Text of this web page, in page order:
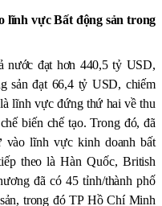
vực Bất động sản trong
nước đạt hơn 440,5 tỷ USD,
sản đạt 66,4 tỷ USD, chiếm
lĩnh vực đứng thứ hai về thu
biến chế tạo. Trong đó, đã
vào lĩnh vực kinh doanh bất
theo là Hàn Quốc, British
đã có 45 tỉnh/thành phố
trong đó TP Hồ Chí Minh